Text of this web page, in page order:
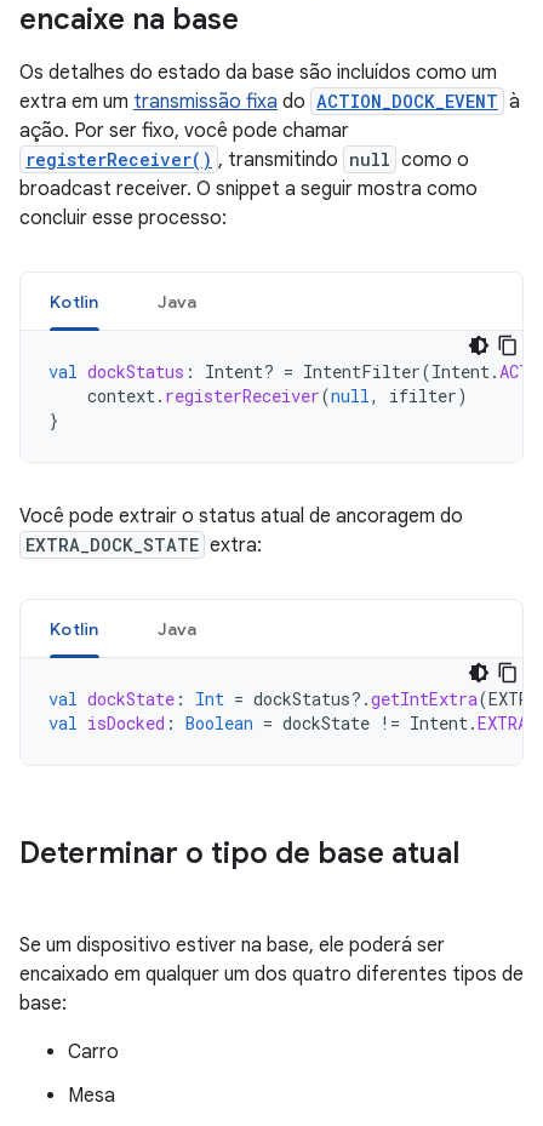
encaixe na base
Os detalhes do estado da base são incluídos como um
extra em um transmissão fixa do ACTION_DOCK_EVENT à
ação. Por ser fixo, você pode chamar
registerReceiver() , transmitindo null como o
broadcast receiver. O snippet a seguir mostra como
concluir esse processo:
Kotlin Java
val dockStatus : Intent? = IntentFilter(Intent.
context. registerReceiver(null, ifilter)
}
Você pode extrair o status atual de ancoragem do
EXTRA_DOCK_STATE extra:
Kotlin Java
val dockState : Int = dockStatus?.getIntExtra(
val isDocked : Boolean = dockState != Intent.
Determinar o tipo de base atual
Se um dispositivo estiver na base, ele poderá ser
encaixado em qualquer um dos quatro diferentes tipos de
base:
Carro
Mesa